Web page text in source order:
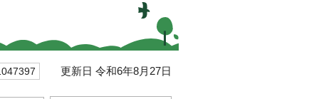
更新日 令和6年8月27日